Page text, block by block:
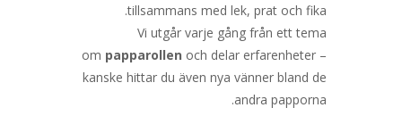
tillsammans med lek, prat och fika.
Vi utgår varje gång från ett tema
om papparollen och delar erfarenheter –
kanske hittar du även nya vänner bland de
andra papporna.